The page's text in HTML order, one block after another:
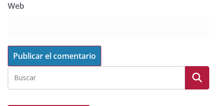
Web